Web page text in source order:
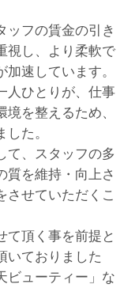
ッフの賃金の引き
視し、より柔軟で
速しています。
人ひとりが、仕事
を整えるため、
た。
て、スタッフの多
質を維持・向上さ
させていただくこ
て頂く事を前提と
いておりました
ビューティー」な